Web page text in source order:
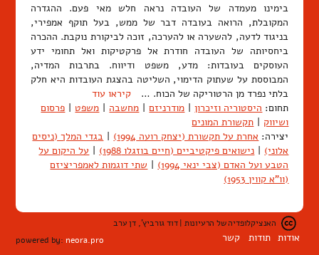
בימינו מעמדה של העובדה נראה חלש מאי פעם. ההגדרה
המקובלת, הרואה בעובדה דבר של ממש, בעל תוקף אמפירי,
בניגוד לדעה, להשערה או להערכה, זוכה לביקורת נוקבת. ההכרה
ביחסיותה של העובדה חודרת אל פרקטיקות ואל תחומי ידע
העוסקים בעובדות: מדע, משפט ודיווח. בתרבות המדיה,
המבוססת על שעתוק הדימוי, השליטה בהצגת העובדות היא חלק
בלתי נפרד מן הרטוריקה של הכוח. … קיראו עוד
תחום: היסטוריה וזיכרון | מודרניזם | מחשבה | משפט | פרסום
ושיווק | תקשורת המונים
יצירה: אחרת על תקשורת (יצחק רועה 1994) | בגדי המלך (ניסים
אלוני) | נישואים פיקטיביים (חיים בוזגלו 1988) | על היקום על
הטבע ועל האדם (צבי ינאי 1994)
| שתי דוגמות לאמפריציזם
(וו"א קווין 1953)
האנציקלופדיה של הרעיונות | דוד גורביץ', דן ערב
אודות תודות קשר powered by:neora.pro